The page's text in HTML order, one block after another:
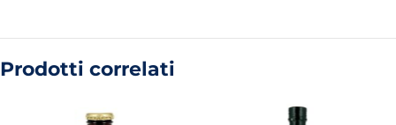
Prodotti correlati